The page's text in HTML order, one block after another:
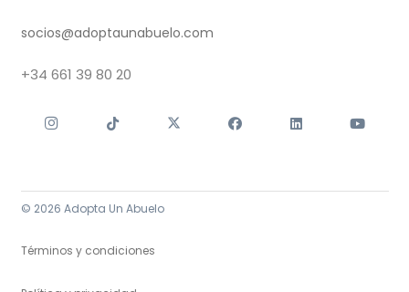
socios@adoptaunabuelo.com
+34 661 39 80 20
© 2026 Adopta Un Abuelo
Términos y condiciones